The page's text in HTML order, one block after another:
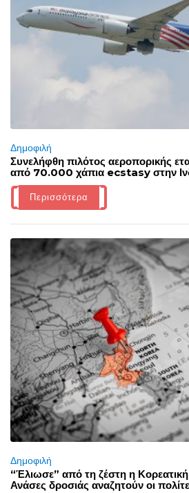
Δημοφιλή
Συνελήφθη πιλότος αεροπορικής
από 70.000 χάπια ecstasy στην
Περισσότερα
Δημοφιλή
“Έλιωσε” από τη ζέστη η
Ανάσες δροσιάς αναζητούν οι